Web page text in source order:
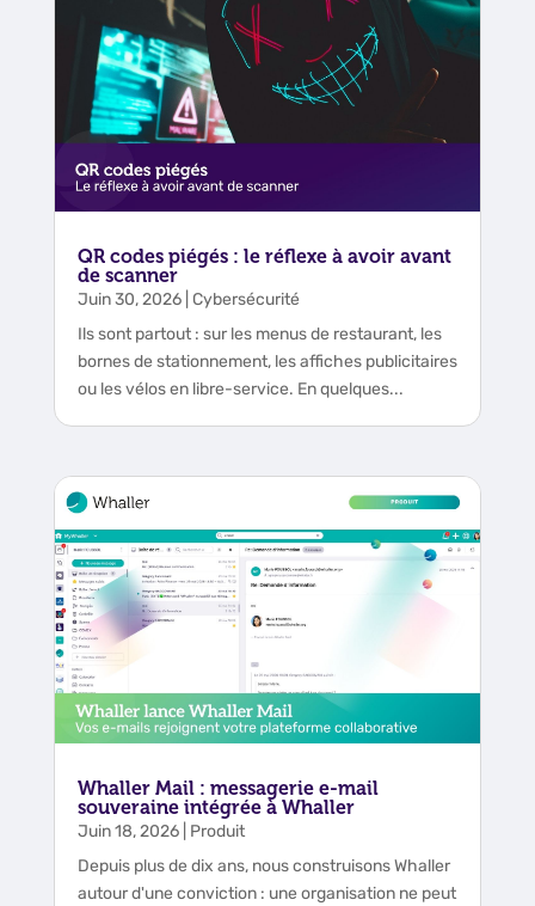
QR codes piégés : le réflexe à avoir avant
de scanner
Juin 30, 2026| Cybersécurité
Ils sont partout : sur les menus de restaurant, les
bornes de stationnement, les affiches publicitaires
ou les vélos en libre-service. En quelques...
Whaller Mail : messagerie e-mail
souveraine intégrée à Whaller
Juin 18, 2026| Produit
Depuis plus de dix ans, nous construisons Whaller
autour d'une conviction : une organisation ne peut